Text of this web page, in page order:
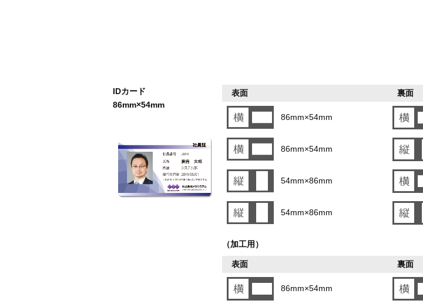
IDカード
86mm×54mm
表面 裏面
86mm×54mm
86mm×54mm
54mm×86mm
54mm×86mm
（加工用）
表面 裏面
86mm×54mm